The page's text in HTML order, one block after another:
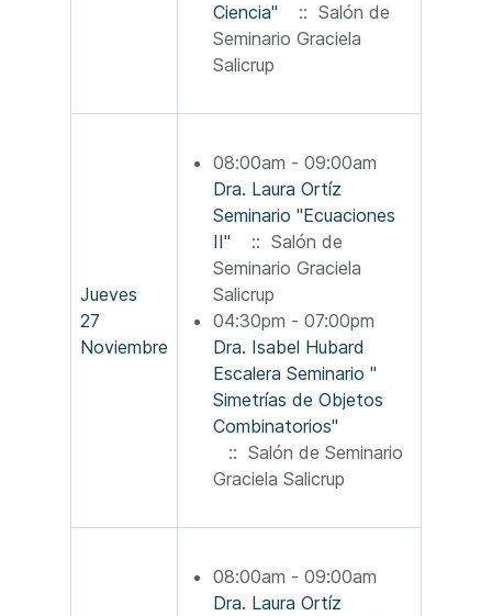
Ciencia"
:: Salón de
Seminario Graciela
Salicrup
Jueves
27
Noviembre
08:00am - 09:00am
Dra. Laura Ortíz
Seminario "Ecuaciones
II"
:: Salón de
Seminario Graciela
Salicrup
04:30pm - 07:00pm
Dra. Isabel Hubard
Escalera Seminario "
Simetrías de Objetos
Combinatorios"
:: Salón de Seminario
Graciela Salicrup
08:00am - 09:00am
Dra. Laura Ortíz